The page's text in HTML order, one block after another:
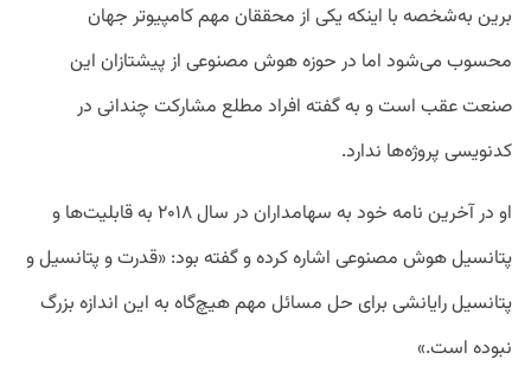
برین به‌شخصه با اینکه یکی از محققان مهم کامپیوتر جهان
محسوب می‌شود اما در حوزه هوش مصنوعی از پیشتازان این
صنعت عقب است و به گفته افراد مطلع مشارکت چندانی در
کدنویسی پروژه‌ها ندارد.
او در آخرین نامه خود به سهامداران در سال ۲۰۱۸ به قابلیت‌ها و
پتانسیل هوش مصنوعی اشاره کرده و گفته بود: «قدرت و پتانسیل و
پتانسیل رایانشی برای حل مسائل مهم هیچ‌گاه به این اندازه بزرگ
نبوده است.»